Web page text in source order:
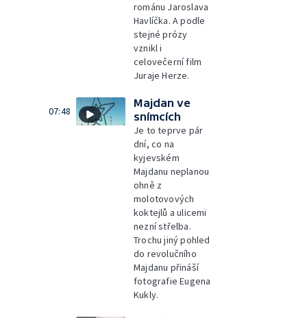
románu Jaroslava
Havlíčka. A podle
stejné prózy
vznikl i
celovečerní film
Juraje Herze.
07:48
Majdan ve
snímcích
Je to teprve pár
dní, co na
kyjevském
Majdanu neplanou
ohně z
molotovových
koktejlů a ulicemi
nezní střelba.
Trochu jiný pohled
do revolučního
Majdanu přináší
fotografie Eugena
Kukly.